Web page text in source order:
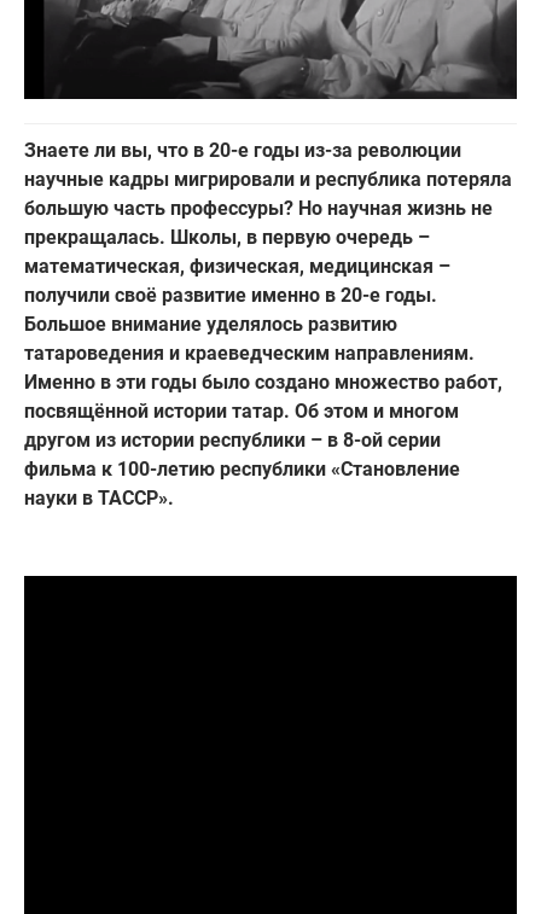
Знаете ли вы, что в 20-е годы из-за революции
научные кадры мигрировали и республика потеряла
большую часть профессуры? Но научная жизнь не
прекращалась. Школы, в первую очередь –
математическая, физическая, медицинская –
получили своё развитие именно в 20-е годы.
Большое внимание уделялось развитию
татароведения и краеведческим направлениям.
Именно в эти годы было создано множество работ,
посвящённой истории татар. Об этом и многом
другом из истории республики – в 8-ой серии
фильма к 100-летию республики «Становление
науки в ТАССР».